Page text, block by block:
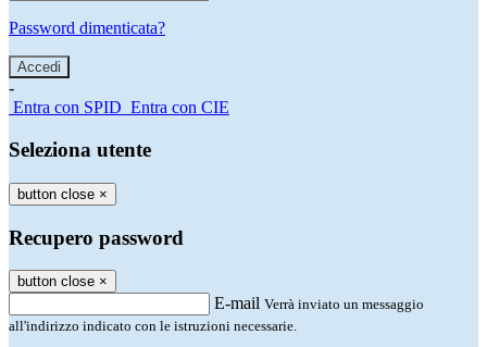
Password dimenticata?
-
Entra con SPID Entra con CIE
Seleziona utente
button close ×
Recupero password
button close ×
E-mail Verrà inviato un messaggio
all'indirizzo indicato con le istruzioni necessarie.